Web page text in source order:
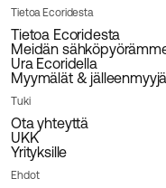
Tietoa Ecoridesta
Tietoa Ecoridesta
Meidän
Ura Ecoridella
Myymälät &
Tuki
Ota yhteyttä
UKK
Yrityksille
Ehdot